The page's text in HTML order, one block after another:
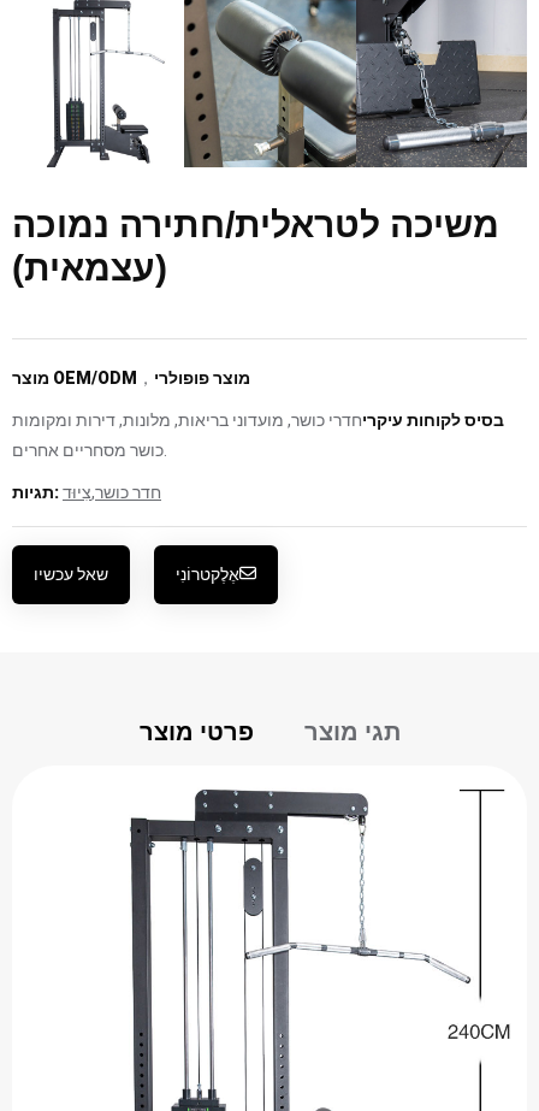
משיכה לטראלית/חתירה נמוכה
(עצמאית)
מוצר OEM/ODM ， מוצר פופולרי
בסיס לקוחות עיקריחדרי כושר, מועדוני בריאות, מלונות, דירות ומקומות
תגיות:צִיוּד,חדר כושר
שאל עכשיו אֶלֶקטרוֹנִי
פרטי מוצר תגי מוצר